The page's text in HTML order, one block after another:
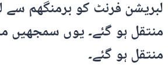
لبریشن فرنٹ کو برمنگھم سے
منتقل ہو گئے۔ یوں سمجھیں
منتقل ہو گئے۔